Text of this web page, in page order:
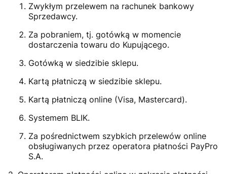
Zwykłym przelewem na rachunek bankowy
Sprzedawcy.
Za pobraniem, tj. gotówką w momencie
dostarczenia towaru do Kupującego.
Gotówką w siedzibie sklepu.
Kartą płatniczą w siedzibie sklepu.
Kartą płatniczą online (Visa, Mastercard).
Systemem BLIK.
Za pośrednictwem szybkich przelewów online
obsługiwanych przez operatora płatności PayPro
S.A.